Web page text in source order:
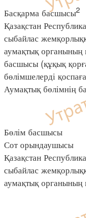
Басқарма басшысы2
Қазақстан
сыбайлас
аумақтық
басшысы (құқық
бөлімшелерді
Аумақтық бөлімнің
Бөлім басшысы
Сот орындаушысы
Қазақстан
сыбайлас
аумақтық органының